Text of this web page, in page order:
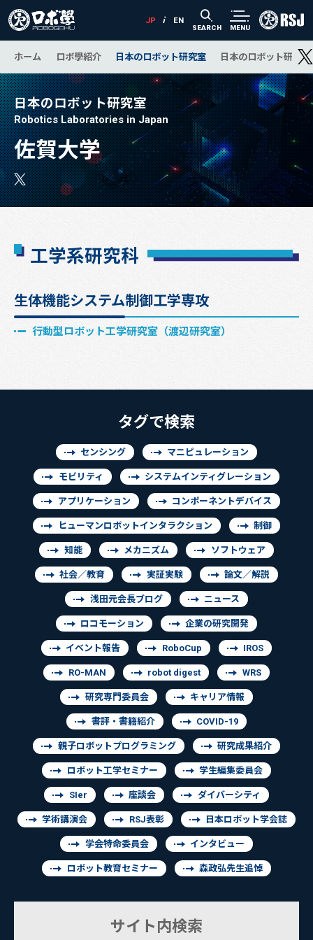
SEARCH MENU
ホーム ロボ學紹介 日本のロボット研究室 日本のロボット研究
日本のロボット研究室
Robotics Laboratories in Japan
佐賀大学
工学系研究科
生体機能システム制御工学専攻
行動型ロボット工学研究室（渡辺研究室）
タグで検索
センシング マニピュレーション
モビリティ システムインティグレーション
アプリケーション コンポーネントデバイス
ヒューマンロボットインタラクション 制御
知能 メカニズム ソフトウェア
社会／教育 実証実験 論文／解説
浅田元会長ブログ ニュース
ロコモーション 企業の研究開発
イベント報告 RoboCup IROS
RO-MAN robot digest WRS
研究専門委員会 キャリア情報
書評・書籍紹介 COVID-19
親子ロボットプログラミング 研究成果紹介
ロボット工学セミナー 学生編集委員会
SIer 座談会 ダイバーシティ
学術講演会 RSJ表彰 日本ロボット学会誌
学会特命委員会 インタビュー
ロボット教育セミナー 森政弘先生追悼
サイト内検索